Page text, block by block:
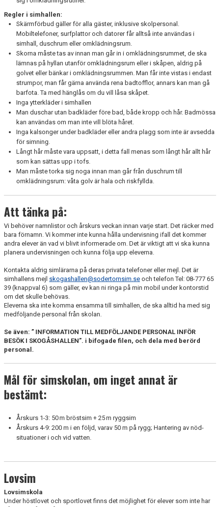
Regler i simhallen:
Skärmförbud gäller för alla gäster, inklusive skolpersonal.
Mobiltelefoner, surfplattor och datorer får alltså inte användas i
simhall, duschrum eller omklädningsrum.
Skorna måste tas av innan man går in i omklädningsrummet, de ska
lämnas på hyllan utanför omklädningsrum eller i skåpen, aldrig på
golvet eller bänkar i omklädningsrummen. Man får inte vistas i endast
strumpor, man får gärna använda rena badtofflor, annars kan man gå
barfota. Ta med hänglås om du vill låsa skåpet.
Inga ytterkläder i simhallen
Man duschar utan badkläder före bad, både kropp och hår. Badmössa
kan användas om man inte vill blöta håret.
Inga kalsonger under badkläder eller andra plagg som inte är avsedda
för simning.
Långt hår måste vara uppsatt, i detta fall menas som långt hår allt hår
som kan sättas upp i tofs.
Man måste torka sig noga innan man går från duschrum till
omklädningsrum: våta golv är hala och riskfyllda.
Att tänka på:
Vi behöver namnlistor och årskurs veckan innan varje start. Det räcker med
bara förnamn. Vi kommer inte kunna hålla undervisning ifall det kommer
andra elever än vad vi blivit informerade om. Det är viktigt att vi ska kunna
planera undervisningen och kunna följa upp eleverna.
Kontakta aldrig simlärarna på deras privata telefoner eller mejl. Det är
simhallens mejl skogashallen@sodertornsim.se och telefon Tel: 08-777 65
39 (knappval 6) som gäller, ev kan ni ringa på min mobil under kontorstid
om det skulle behövas.
Eleverna ska inte komma ensamma till simhallen, de ska alltid ha med sig
medföljande personal från skolan.
Se även: ” INFORMATION TILL MEDFÖLJANDE PERSONAL INFÖR
BESÖK I SKOGÅSHALLEN”. i bifogade filen, och dela med berörd
personal.
Mål för simskolan, om inget annat är
bestämt:
Årskurs 1-3: 50 m bröstsim + 25 m ryggsim
Årskurs 4-9: 200 m i en följd, varav 50 m på rygg; Hantering av nöd­
situa­tioner i och vid vatten.
Lovsim
Lovsimskola
Under höstlovet och sportlovet finns det möjlighet för elever som inte har